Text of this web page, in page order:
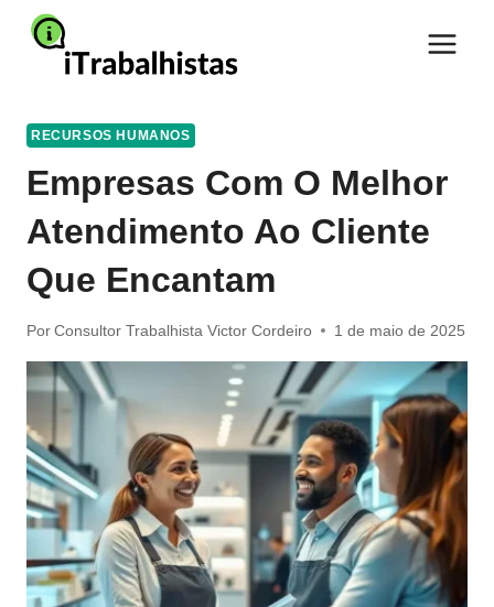
Pular
para
RECURSOS HUMANOS
Empresas Com O Melhor
Atendimento Ao Cliente
Que Encantam
Por Consultor Trabalhista Victor Cordeiro 1 de maio de 2025